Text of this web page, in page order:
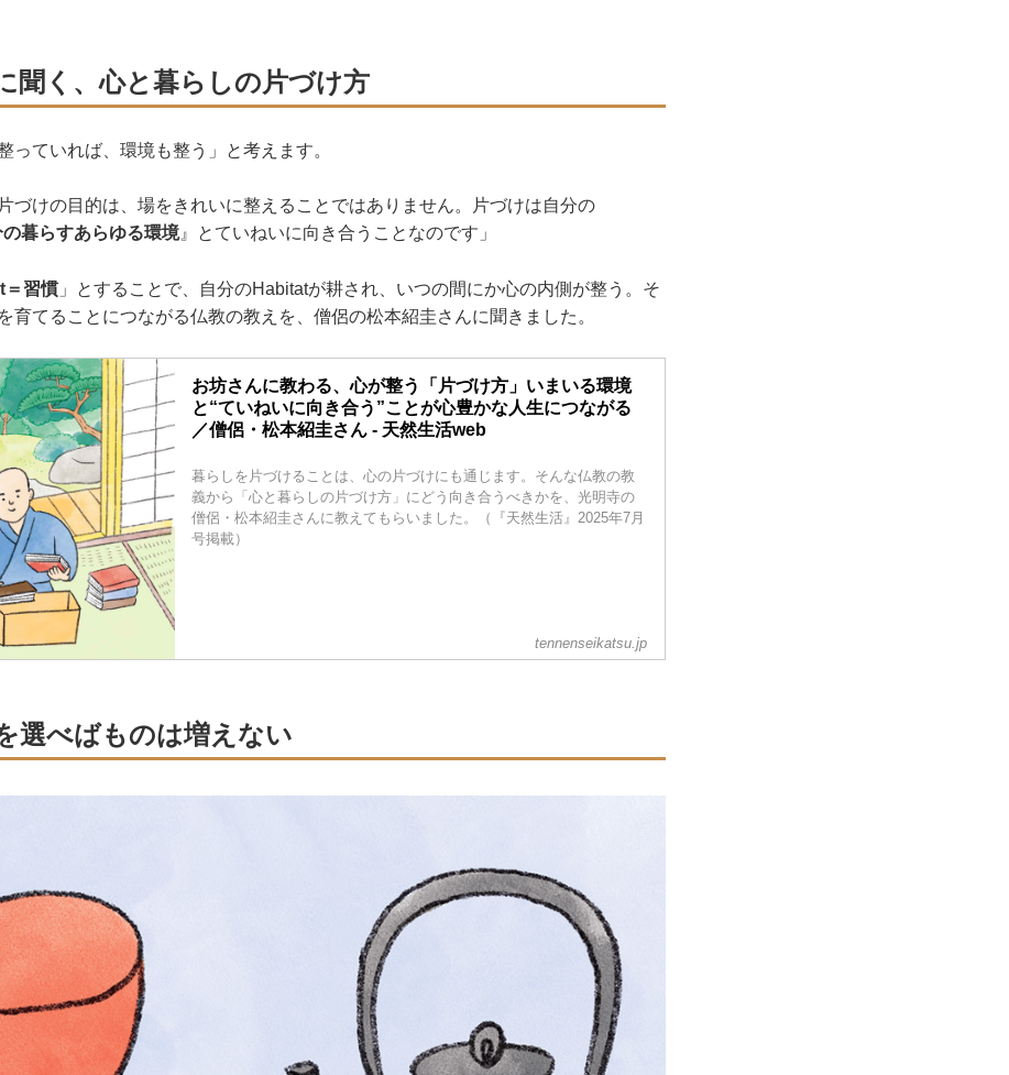
聞く、心と暮らしの片づけ方
っていれば、環境も整う」と考えます。
づけの目的は、場をきれいに整えることではありません。片づけは自分の
暮らすあらゆる環境』とていねいに向き合うことなのです」
＝習慣 」とすることで、自分のHabitatが耕され、いつの間にか心の内側が整う。そ
育てることにつながる仏教の教えを、僧侶の松本紹圭さんに聞きました。
お坊さんに教わる、心が整う「片づけ方」いまいる環境
と“ていねいに向き合う”ことが心豊かな人生につながる
／僧侶・松本紹圭さん - 天然生活web
暮らしを片づけることは、心の片づけにも通じます。そんな仏教の教
義から「心と暮らしの片づけ方」にどう向き合うべきかを、光明寺の
僧侶・松本紹圭さんに教えてもらいました。（『天然生活』2025年7月
号掲載）
tennenseikatsu.jp
選べばものは増えない